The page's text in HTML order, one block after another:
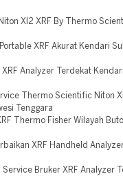
Xl2 XRF By Thermo
XRF Akurat Kendari
Analyzer Terdekat
Thermo Scientific Niton
Tenggara
Thermo Fisher Wilayah
XRF Handheld
Bruker XRF Analyzer